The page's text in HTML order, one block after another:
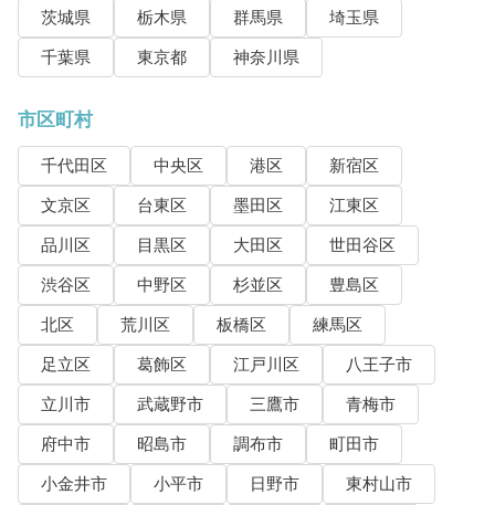
茨城県 栃木県 群馬県
埼玉県
千葉県
東京都 神奈川県
市区町村
千代田区 中央区 港区
新宿区
文京区
台東区 墨田区
江東区
品川区
目黒区 大田区
世田谷区
渋谷区
中野区 杉並区
豊島区
北区
荒川区 板橋区
練馬区
足立区
葛飾区 江戸川区
八王子市
立川市
武蔵野市 三鷹市
青梅市
府中市
昭島市 調布市
町田市
小金井市
小平市 日野市
東村山市